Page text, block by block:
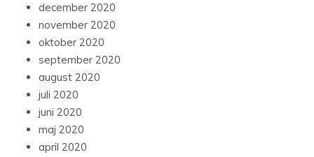
december 2020
november 2020
oktober 2020
september 2020
august 2020
juli 2020
juni 2020
maj 2020
april 2020